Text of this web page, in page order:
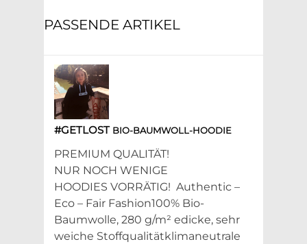
PASSENDE ARTIKEL
#GETLOST BIO-BAUMWOLL-HOODIE
PREMIUM QUALITÄT!
NUR NOCH WENIGE
HOODIES VORRÄTIG! Authentic –
Eco – Fair Fashion100% Bio-
Baumwolle, 280 g/m² edicke, sehr
weiche Stoffqualitätklimaneutrale